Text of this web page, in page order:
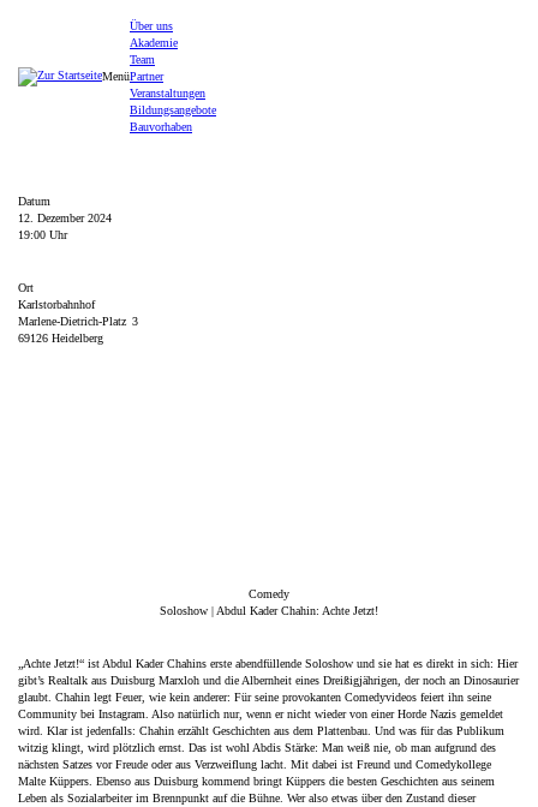
Menü
Über uns
Akademie
Team
Partner
Veranstaltungen
Bildungsangebote
Bauvorhaben
Datum
12. Dezember 2024
19:00 Uhr
Ort
Karlstorbahnhof
Marlene-Dietrich-Platz 3
69126 Heidelberg
Comedy
Soloshow | Abdul Kader Chahin: Achte Jetzt!
„Achte Jetzt!“ ist Abdul Kader Chahins erste abendfüllende Soloshow und sie hat es direkt in sich: Hier
gibt’s Realtalk aus Duisburg Marxloh und die Albernheit eines Dreißigjährigen, der noch an Dinosaurier
glaubt. Chahin legt Feuer, wie kein anderer: Für seine provokanten Comedyvideos feiert ihn seine
Community bei Instagram. Also natürlich nur, wenn er nicht wieder von einer Horde Nazis gemeldet
wird. Klar ist jedenfalls: Chahin erzählt Geschichten aus dem Plattenbau. Und was für das Publikum
witzig klingt, wird plötzlich ernst. Das ist wohl Abdis Stärke: Man weiß nie, ob man aufgrund des
nächsten Satzes vor Freude oder aus Verzweiflung lacht. Mit dabei ist Freund und Comedykollege
Malte Küppers. Ebenso aus Duisburg kommend bringt Küppers die besten Geschichten aus seinem
Leben als Sozialarbeiter im Brennpunkt auf die Bühne. Wer also etwas über den Zustand dieser